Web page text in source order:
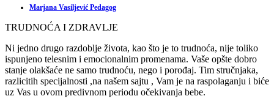
Marjana Vasiljević Pedagog
TRUDNOĆA I ZDRAVLJE
Ni jedno drugo razdoblje života, kao što je to trudnoća, nije toliko
ispunjeno telesnim i emocionalnim promenama. Vaše opšte dobro
stanje olakšaće ne samo trudnoću, nego i porođaj. Tim stručnjaka,
razlicitih specijalnosti ,na našem sajtu , Vam je na raspolaganju i biće
uz Vas u ovom predivnom periodu očekivanja bebe.